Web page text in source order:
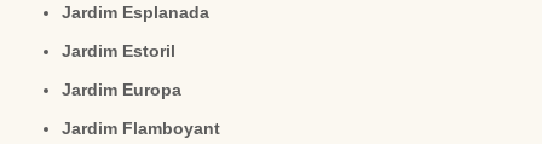
Jardim Esplanada
Jardim Estoril
Jardim Europa
Jardim Flamboyant